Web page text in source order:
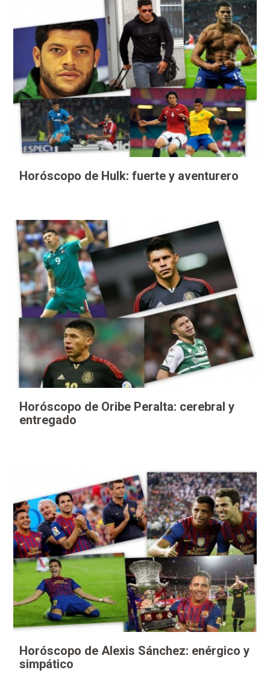
Horóscopo de Hulk: fuerte y aventurero
Horóscopo de Oribe Peralta: cerebral y
entregado
Horóscopo de Alexis Sánchez: enérgico y
simpático